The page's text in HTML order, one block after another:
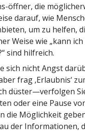
öffner, die
darauf, wie
um zu helfen,
Weise wie „kann
sind hilfreich.
sich nicht Angst
frag ‚Erlaubnis‘
düster—verfolgen
oder eine Pause
die Möglichkeit
der Informationen,